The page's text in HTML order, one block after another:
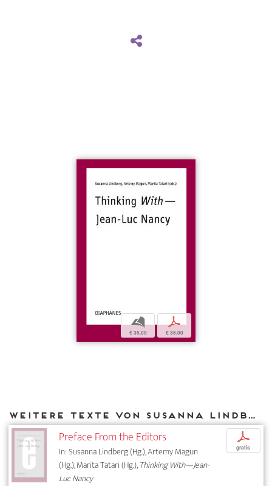
b
€ 35,00
p
€ 35,00
Weitere Texte von Susanna Lindberg bei DIAPHANES
Preface From the Editors
In: Susanna Lindberg (Hg.), Artemy Magun
(Hg.), Marita Tatari (Hg.),Thinking With—Jean-
Luc Nancy
p
gratis